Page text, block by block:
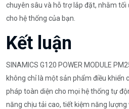
chuyên sâu và hỗ trợ lắp đặt, nhằm
cho hệ thống của bạn.
Kết luận
SINAMICS G120 POWER MODULE
không chỉ là một sản phẩm điều khiển
pháp toàn diện cho mọi hệ thống tự
năng chịu tải cao, tiết kiệm năng